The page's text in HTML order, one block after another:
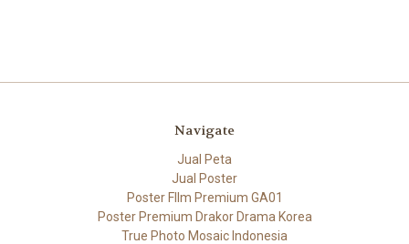
Navigate
Jual Peta
Jual Poster
Poster FIlm Premium GA01
Poster Premium Drakor Drama Korea
True Photo Mosaic Indonesia